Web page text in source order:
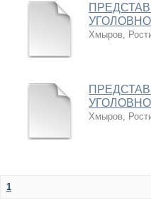
Хмыров,
Хмыров,
1